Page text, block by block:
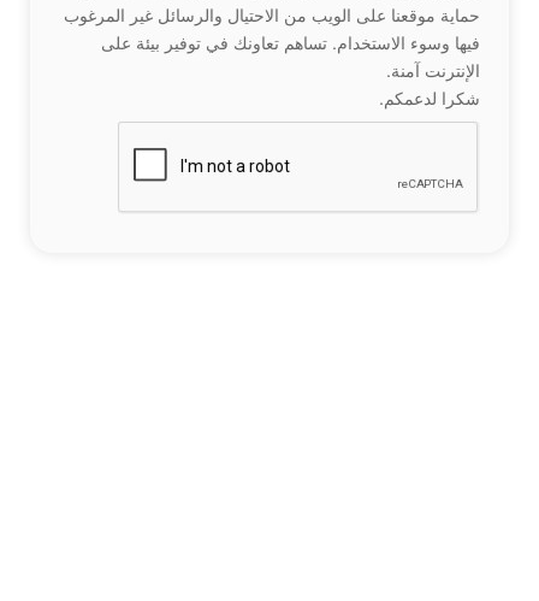
حماية موقعنا على الويب من الاحتيال والرسائل غير المرغوب
فيها وسوء الاستخدام. تساهم تعاونك في توفير بيئة على
الإنترنت آمنة.
شكرا لدعمكم.